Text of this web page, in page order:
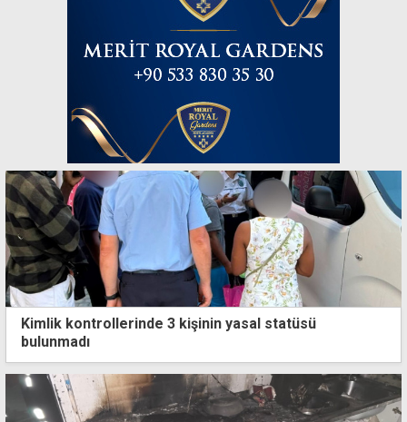
Kimlik kontrollerinde 3 kişinin yasal statüsü
bulunmadı